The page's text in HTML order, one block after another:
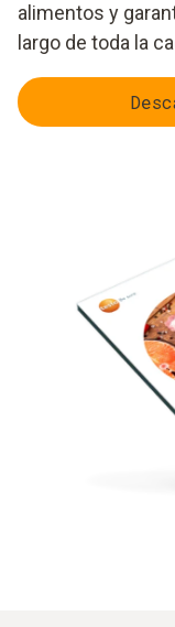
alimentos y
largo de toda la